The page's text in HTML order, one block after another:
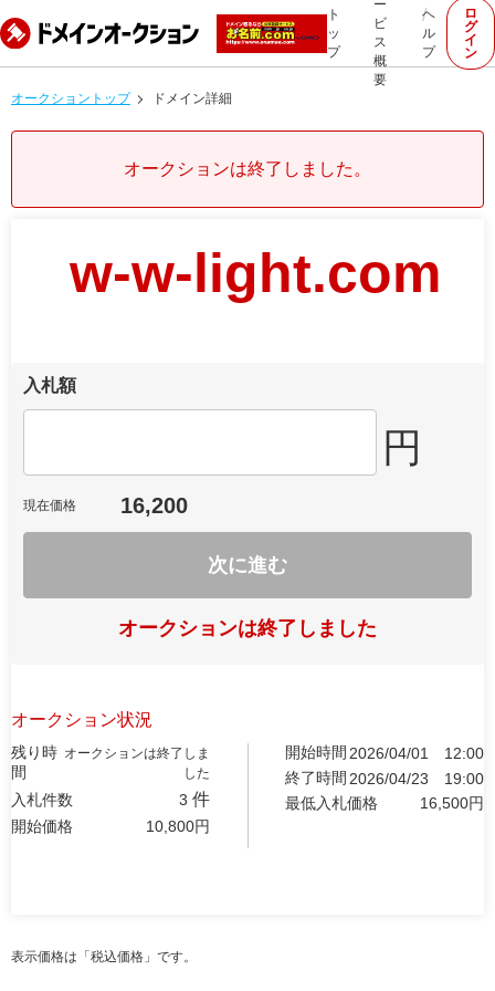
ト
ッ
プ
ー
ビ
ス
概
要
ヘ
ル
プ
ロ
グ
イ
ン
オークショントップ ドメイン詳細
オークションは終了しました。
w-w-light.com
入札額
円
現在価格 16,200
次に進む
オークションは終了しました
オークション状況
残り時
間
オークションは終了しま
した
入札件数 3 件
開始価格 10,800円
開始時間 2026/04/01
12:00
終了時間 2026/04/23
19:00
最低入札価格
16,500円
表示価格は「税込価格」です。